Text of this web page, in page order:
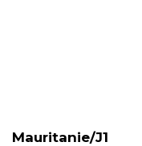
Mauritanie/J1